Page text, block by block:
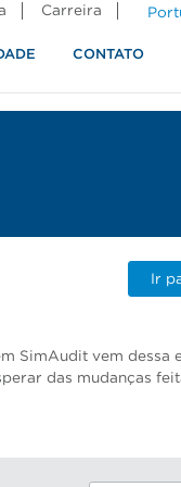
Carreira
CONTATO
Ir
SimAudit vem dessa
das mudanças